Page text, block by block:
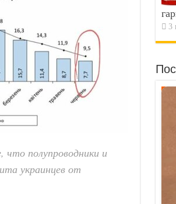
что полупроводники и
украинцев от
3